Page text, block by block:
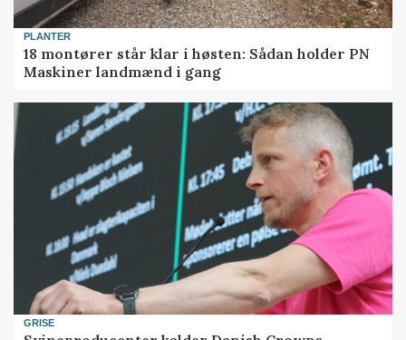
PLANTER
18 montører står klar i høsten: Sådan holder PN
Maskiner landmænd i gang
GRISE